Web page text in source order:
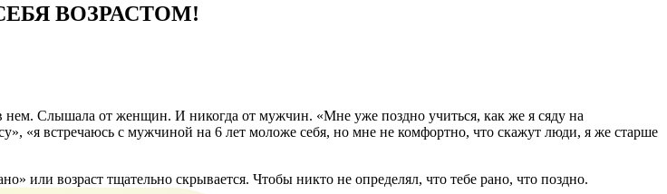
ВОЗРАСТОМ!
нем. Слышала от женщин. И никогда от мужчин. «Мне уже поздно учиться, как же я сяду на
«я встречаюсь с мужчиной на 6 лет моложе себя, но мне не комфортно, что скажут люди, я же старше
или возраст тщательно скрывается. Чтобы никто не определял, что тебе рано, что поздно.